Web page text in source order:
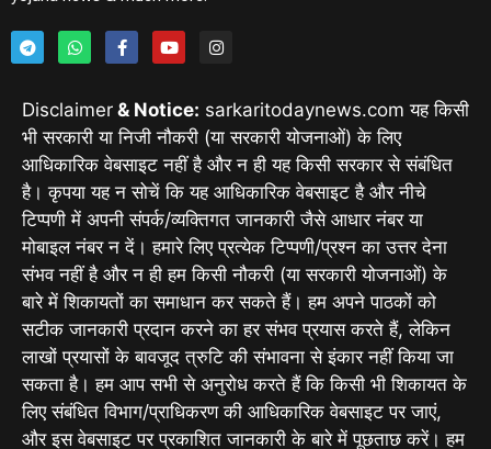
Disclaimer & Notice: sarkaritodaynews.com यह किसी
भी सरकारी या निजी नौकरी (या सरकारी योजनाओं) के लिए
आधिकारिक वेबसाइट नहीं है और न ही यह किसी सरकार से संबंधित
है। कृपया यह न सोचें कि यह आधिकारिक वेबसाइट है और नीचे
टिप्पणी में अपनी संपर्क/व्यक्तिगत जानकारी जैसे आधार नंबर या
मोबाइल नंबर न दें। हमारे लिए प्रत्येक टिप्पणी/प्रश्न का उत्तर देना
संभव नहीं है और न ही हम किसी नौकरी (या सरकारी योजनाओं) के
बारे में शिकायतों का समाधान कर सकते हैं। हम अपने पाठकों को
सटीक जानकारी प्रदान करने का हर संभव प्रयास करते हैं, लेकिन
लाखों प्रयासों के बावजूद त्रुटि की संभावना से इंकार नहीं किया जा
सकता है। हम आप सभी से अनुरोध करते हैं कि किसी भी शिकायत के
लिए संबंधित विभाग/प्राधिकरण की आधिकारिक वेबसाइट पर जाएं,
और इस वेबसाइट पर प्रकाशित जानकारी के बारे में पूछताछ करें। हम